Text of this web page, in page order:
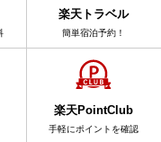
楽天トラベル
簡単宿泊予約！
楽天PointClub
手軽にポイントを確認